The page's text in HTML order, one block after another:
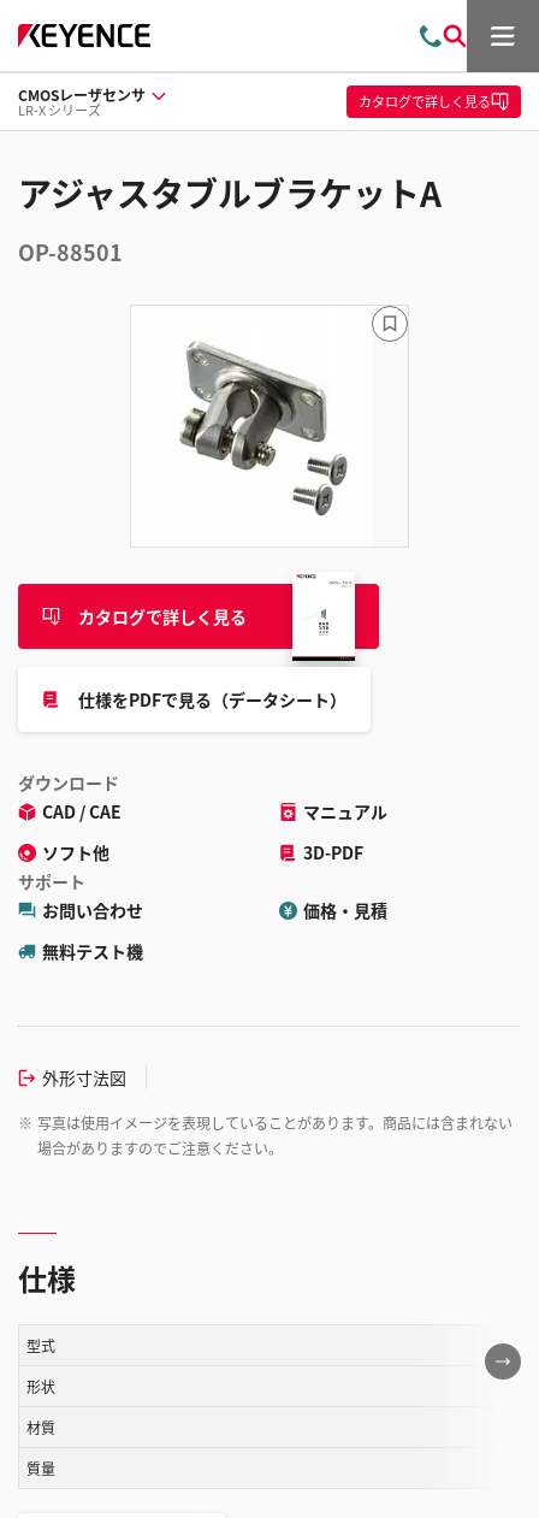
問
い
合
わ
索
メ
ュ
ー
CMOSレーザセンサ
LR-X シリーズ カタログで詳しく見る
アジャスタブルブラケットA
OP-88501
カタログで詳しく見る
仕様をPDFで見る（データシート）
ダウンロード
CAD / CAE
マニュアル
ソフト他
3D-PDF
サポート
お問い合わせ
価格・見積
無料テスト機
外形寸法図
※ 写真は使用イメージを表現していることがあります。商品には含まれない
場合がありますのでご注意ください。
ブ
ッ
仕様
こ
の
型式
形状
材質
質量